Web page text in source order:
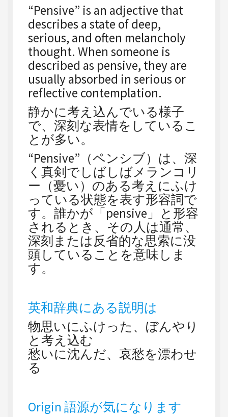
“Pensive” is an adjective that
describes a state of deep,
serious, and often melancholy
thought. When someone is
described as pensive, they are
usually absorbed in serious or
reflective contemplation.
静かに考え込んでいる様子
で、深刻な表情をしているこ
とが多い。
“Pensive”（ペンシブ）は、深
く真剣でしばしばメランコリ
ー（憂い）のある考えにふけ
っている状態を表す形容詞で
す。誰かが「pensive」と形容
されるとき、その人は通常、
深刻または反省的な思索に没
頭していることを意味しま
す。
英和辞典にある説明は
物思いにふけった、ぼんやり
と考え込む
愁いに沈んだ、哀愁を漂わせ
る
Origin 語源が気になります